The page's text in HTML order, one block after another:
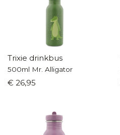
Trixie drinkbus
500ml Mr. Alligator
€ 26,95